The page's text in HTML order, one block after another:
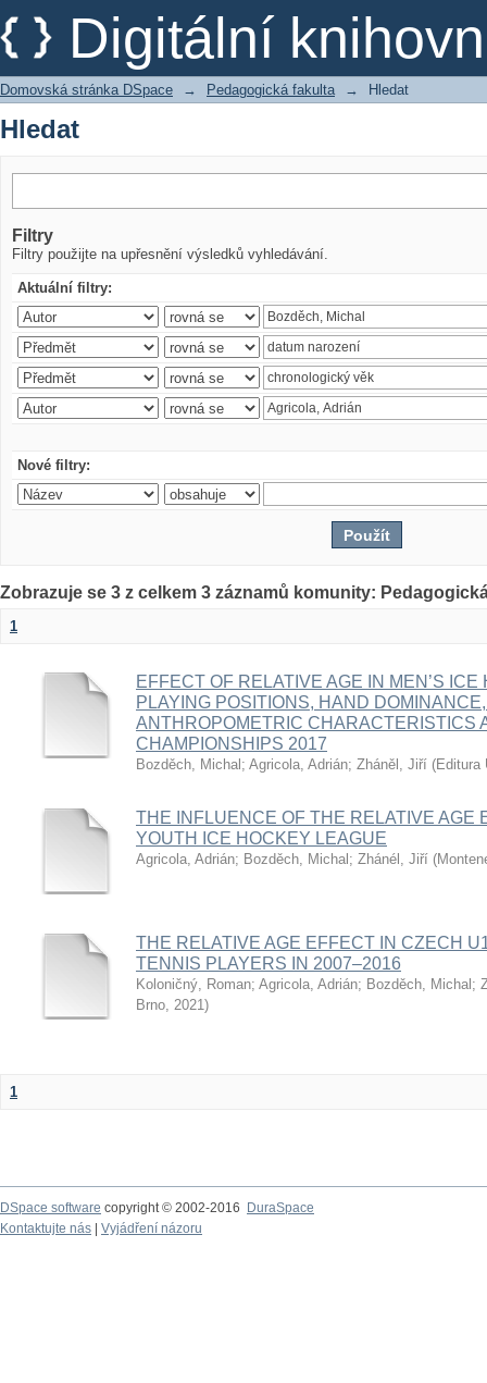
Digitální
Hledat
Domovská stránka DSpace → Pedagogická fakulta → Hledat
Hledat
Filtry
Filtry použijte na upřesnění výsledků vyhledávání.
Aktuální filtry:
Nové filtry:
Zobrazuje se 3 z celkem 3 záznamů komunity:
1
EFFECT OF RELATIVE AGE IN MEN’S
PLAYING POSITIONS, HAND
ANTHROPOMETRIC CHARACTERISTICS
CHAMPIONSHIPS 2017
Bozděch, Michal ; Agricola, Adrián; Zháněl, Jiří (Editura
THE INFLUENCE OF THE RELATIVE AGE
YOUTH ICE HOCKEY LEAGUE
Agricola, Adrián; Bozděch, Michal ; Zhánél, Jiří (
THE RELATIVE AGE EFFECT IN CZECH
TENNIS PLAYERS IN 2007–2016
Koloničný, Roman; Agricola, Adrián; Bozděch, Michal ;
Brno, 2021)
1
DSpace software copyright © 2002-2016
DuraSpace
Kontaktujte nás
Vyjádření názoru